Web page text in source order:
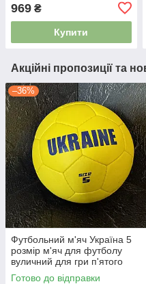
BRILLIANT FB-8462
жовтий
969 ₴
Купити
Акційні пропозиції та
–36%
Футбольний м'яч Україна 5
розмір м'яч для футболу
вуличний для гри п'ятого
розміру зшитий FB-9535
Готово до відправки